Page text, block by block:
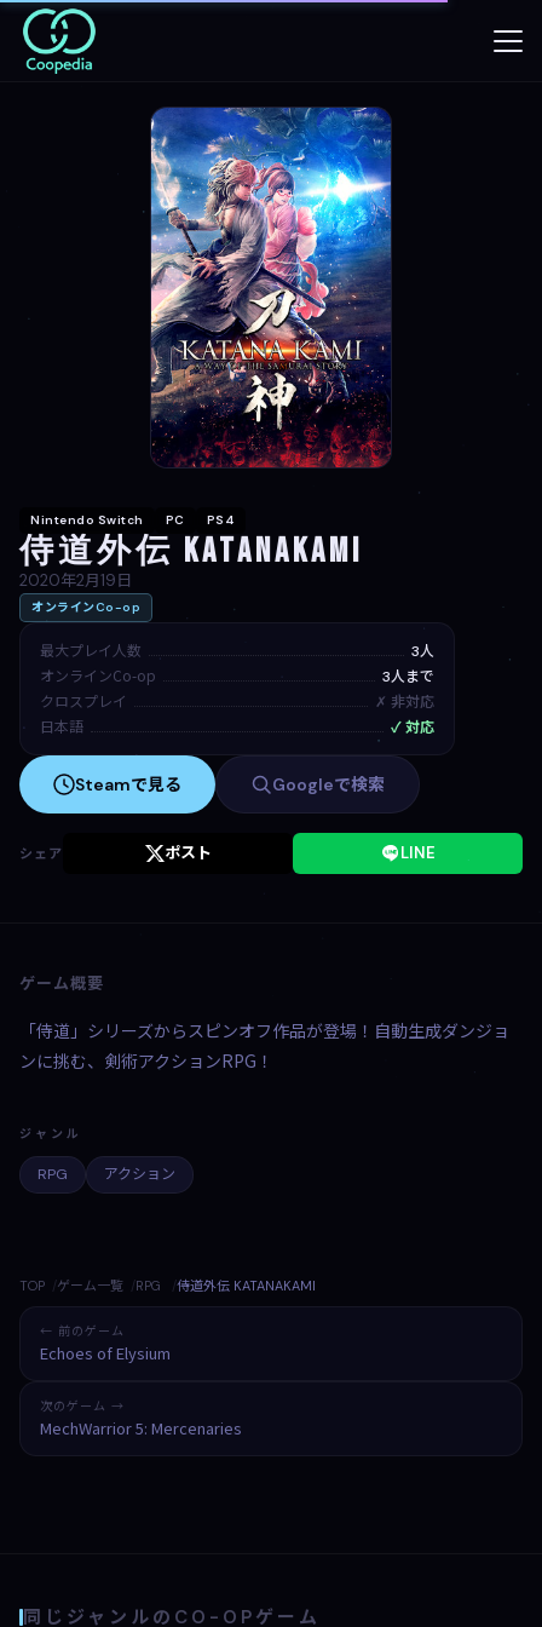
Nintendo Switch PC PS4
侍道外伝 KATANAKAMI
2020年2月19日
オンラインCo-op
最大プレイ人数 3人
オンラインCo-op 3人まで
クロスプレイ ✗ 非対応
日本語 ✓ 対応
Steamで見る Googleで検索
シェア ポスト LINE
ゲーム概要
「侍道」シリーズからスピンオフ作品が登場！自動生成ダンジョ
ンに挑む、剣術アクションRPG！
ジャンル
RPG アクション
TOP ゲーム一覧 RPG 侍道外伝 KATANAKAMI
← 前のゲーム
Echoes of Elysium
次のゲーム →
MechWarrior 5: Mercenaries
同じジャンルのCO-OPゲーム